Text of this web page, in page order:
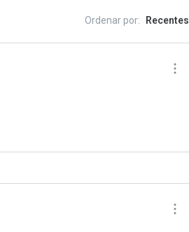
Ordenar por: Recentes